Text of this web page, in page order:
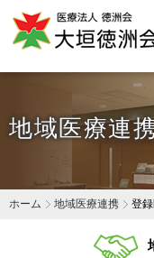
地域医療連
ホーム 地域医療連携 登